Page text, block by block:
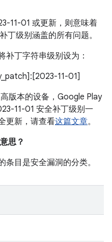
11-01 或更新，则意味着
丁级别涵盖的所有问题。
补丁字符串级别设为：
11-01]
版本的设备，Google Play
11-01 安全补丁级别一
更新，请查看这篇文章。
思？
目是安全漏洞的分类。